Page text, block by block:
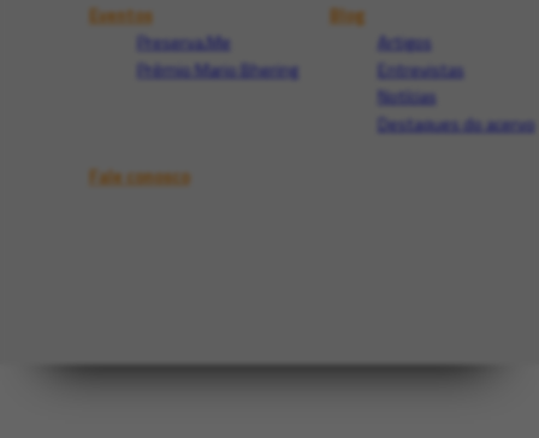
Eventos
Preserva.Me
Prêmio Mario Bhering
Blog
Artigos
Entrevistas
Notícias
Destaques do acervo
Fale conosco